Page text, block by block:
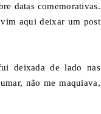
datas comemorativas.
vim aqui deixar um post
deixada de lado nas
não me maquiava,